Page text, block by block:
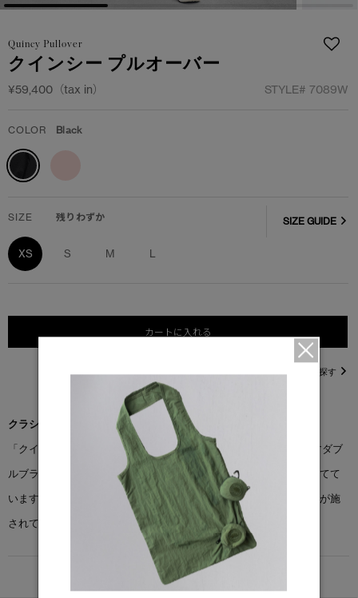
アクセサリー
コレクション
アクセサリー
コレクション
Quincy Pullover
クインシー プルオーバー
¥59,400（tax in） STYLE#7089W
COLOR Black
SIZE 残りわずか
XS S M L
SIZE GUIDE
カートに入れる
直営店在庫を探す
クラシックなハーフジップに、調節可能なシルエットをプラス。
「クインシー プルオーバー」は、全体に柔らかな肌触りをもたらすダブ
ルブラッシュ加工を施したブラッシュドコットンテリー素材で仕立てて
います。肘、裾、襟には耐久性を高める織りコットンのアクセントが施
されています。
DETAIL